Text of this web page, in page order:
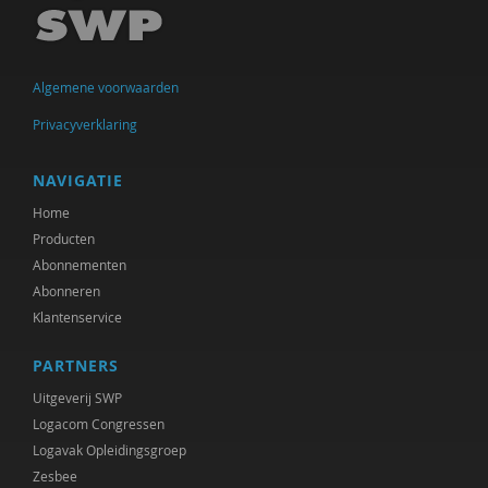
Chenjerai Hove
Gert Jan Geling
Ank Kramer
Atreyee Majumder
Brecht Molenaar
Mieke Moor
Frédéric V ndenberghe
R. Ruard Ganzevoort
Désirée V rweij
Paul Scheffer
Algemene voorwaarden
Privacyverklaring
NAVIGATIE
Home
Producten
Abonnementen
Abonneren
Klantenservice
PARTNERS
Uitgeverij SWP
Logacom Congressen
Logavak Opleidingsgroep
Zesbee